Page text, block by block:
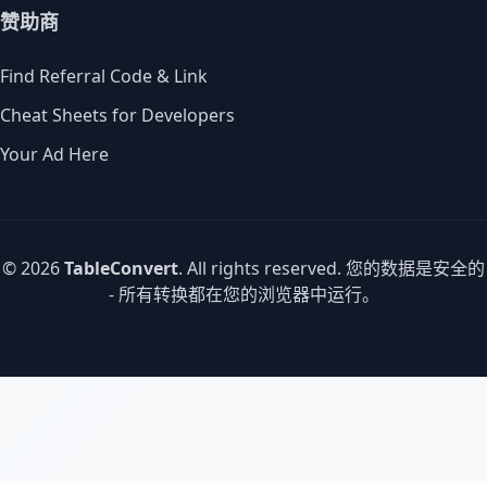
赞助商
Find Referral Code & Link
Cheat Sheets for Developers
Your Ad Here
© 2026TableConvert. All rights reserved. 您的数据是安全的
- 所有转换都在您的浏览器中运行。